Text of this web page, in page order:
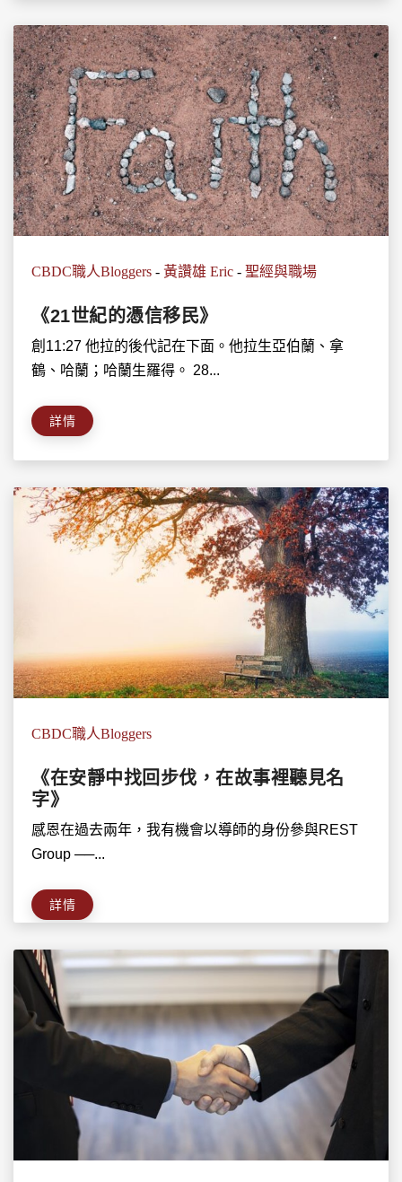
CBDC職人Bloggers - 黃讚雄 Eric - 聖經與職場
《21世紀的憑信移民》
創11:27 他拉的後代記在下面。他拉生亞伯蘭、拿
鶴、哈蘭；哈蘭生羅得。 28...
詳情
CBDC職人Bloggers
《在安靜中找回步伐，在故事裡聽見名
字》
感恩在過去兩年，我有機會以導師的身份參與REST
Group ──...
詳情